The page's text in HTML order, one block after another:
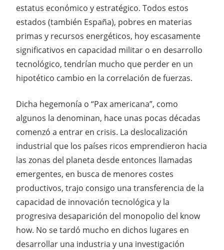
estatus económico y estratégico. Todos estos
estados (también España), pobres en materias
primas y recursos energéticos, hoy escasamente
significativos en capacidad militar o en desarrollo
tecnológico, tendrían mucho que perder en un
hipotético cambio en la correlación de fuerzas.
Dicha hegemonía o “Pax americana”, como
algunos la denominan, hace unas pocas décadas
comenzó a entrar en crisis. La deslocalización
industrial que los países ricos emprendieron hacia
las zonas del planeta desde entonces llamadas
emergentes, en busca de menores costes
productivos, trajo consigo una transferencia de la
capacidad de innovación tecnológica y la
progresiva desaparición del monopolio del know
how. No se tardó mucho en dichos lugares en
desarrollar una industria y una investigación